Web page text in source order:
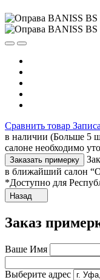
Сравнить товар
в наличии (Больше 5
салоне необходимо
Заказать примерку
в ближайший салон
*Доступно для
Назад
Заказ
Ваше Имя
Выберите адрес